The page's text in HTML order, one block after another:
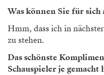
Was können Sie für sich
Hmm, dass ich in
zu stehen.
Das schönste
Schauspieler je gemacht